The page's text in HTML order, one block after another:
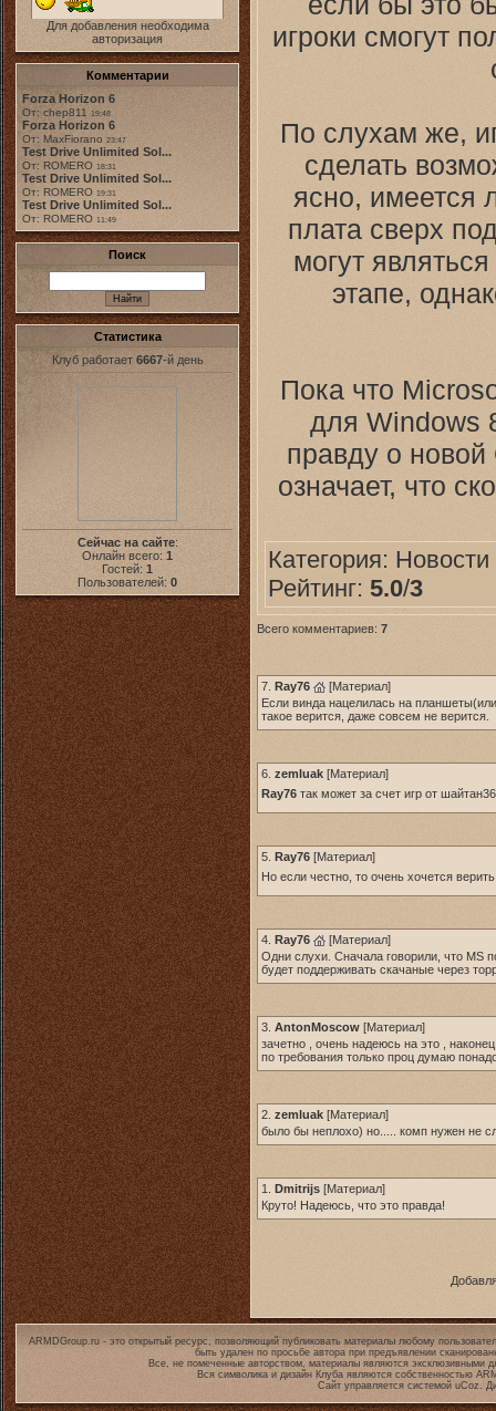
Для добавления необходима
авторизация
Комментарии
Forza Horizon 6
От: chep811 19:48
Forza Horizon 6
От: MaxFiorano 23:47
Test Drive Unlimited Sol...
От: ROMERO 18:31
Test Drive Unlimited Sol...
От: ROMERO 19:31
Test Drive Unlimited Sol...
От: ROMERO 11:49
Поиск
Статистика
Клуб работает 6667-й день
Сейчас на сайте:
Онлайн всего: 1
Гостей: 1
Пользователей: 0
игроки смогут
По слухам же,
сделать
ясно, имеется
плата сверх
могут
этапе,
Пока что
для Windows
правду о
означает, что
Категория:
Рейтинг: 5.0/3
Всего комментариев: 7
7. Ray76 [Материал]
Если винда нацелилась на
такое верится, даже совсем не верится.
6. zemluak [Материал]
Ray76 так может за счет игр от
5. Ray76 [Материал]
Но если честно, то очень хочется
4. Ray76 [Материал]
Одни слухи. Сначала говорили, что MS
будет поддерживать скачаные через
3. AntonMoscow [Материал]
зачетно , очень надеюсь на это ,
по требования только проц думаю
2. zemluak [Материал]
было бы неплохо) но..... комп нужен не
1. Dmitrijs [Материал]
Круто! Надеюсь, что это правда!
ARMDGroup.ru - это открытый ресурс, позволяющий публиковать материалы любому
быть удален по просьбе автора при предъявлении
Все, не помеченные авторством, материалы являются эксклюзивными
Вся символика и дизайн Клуба являются собственностью
Сайт управляется системой uCoz.